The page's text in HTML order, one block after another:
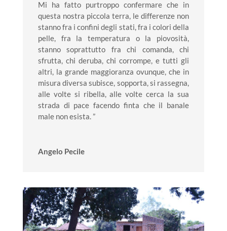
Mi ha fatto purtroppo confermare che in
questa nostra piccola terra, le differenze non
stanno fra i confini degli stati, fra i colori della
pelle, fra la temperatura o la piovosità,
stanno soprattutto fra chi comanda, chi
sfrutta, chi deruba, chi corrompe, e tutti gli
altri, la grande maggioranza ovunque, che in
misura diversa subisce, sopporta, si rassegna,
alle volte si ribella, alle volte cerca la sua
strada di pace facendo finta che il banale
male non esista. ”
Angelo Pecile